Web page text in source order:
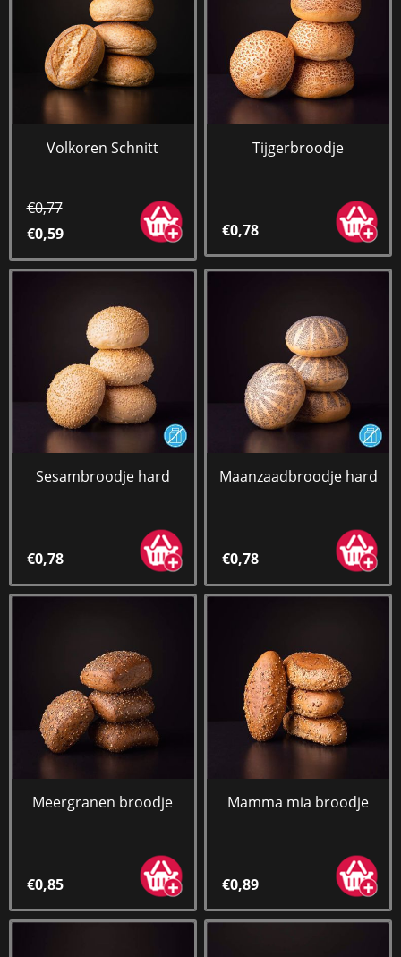
Volkoren Schnitt
€0,77
€0,59
Tijgerbroodje
€0,78
Sesambroodje hard
€0,78
Maanzaadbroodje hard
€0,78
Meergranen broodje
€0,85
Mamma mia broodje
€0,89